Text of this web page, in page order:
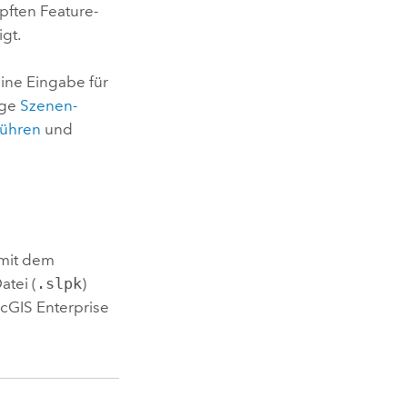
Feature-
Eingabe für
Szenen-
und
dem
( .slpk)
Enterprise